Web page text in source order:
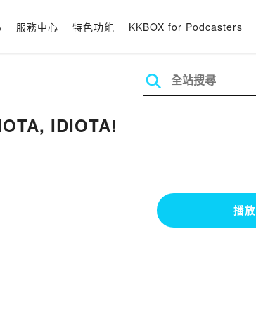
服務中心 特色功能 KKBOX for Podcasters
IDIOTA!
播放